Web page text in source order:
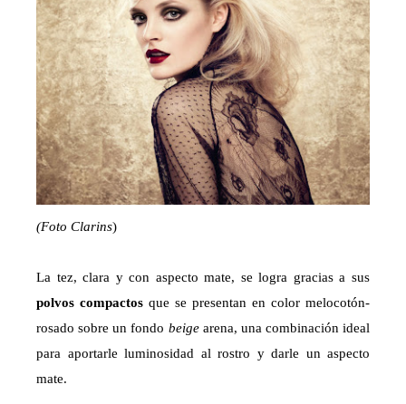
(Foto Clarins)
La tez, clara y con aspecto mate, se logra gracias a sus
polvos compactos que se presentan en color melocotón-
rosado sobre un fondo beige arena, una combinación ideal
para aportarle luminosidad al rostro y darle un aspecto
mate.